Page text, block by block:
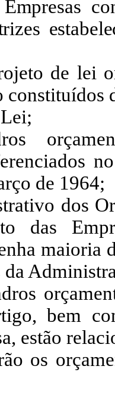
de lei
constituídos
de 1964;
dos
das
maioria
da
bem
estão
os